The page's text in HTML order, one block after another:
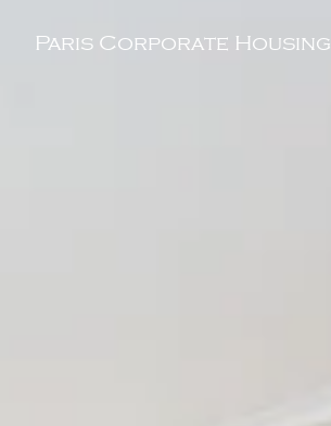
Paris Corporate Housing